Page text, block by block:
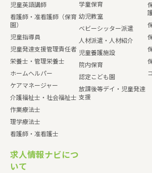
児童英語講師
看護師・准看護師（保育
園）
児童指導員
児童発達支援管理責任者
栄養士・管理栄養士
ホームヘルパー
ケアマネージャー
介護福祉士・社会福祉士
作業療法士
理学療法士
看護師・准看護士
学童保育
幼児教室
ベビーシッター派遣
人材派遣・人材紹介
児童養護施設
院内保育
認定こども園
放課後等デイ・児童発達
支援
求人情報ナビにつ
いて